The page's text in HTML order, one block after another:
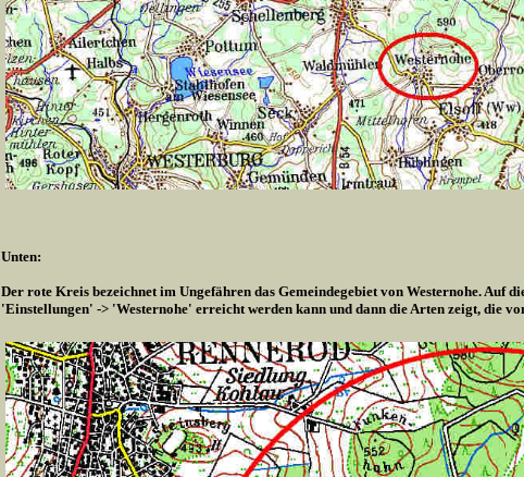
Unten:
Der rote Kreis bezeichnet im Ungefähren das Gemeindegebiet von Westernohe. Auf
'Einstellungen' -> 'Westernohe' erreicht werden kann und dann die Arten zeigt, die